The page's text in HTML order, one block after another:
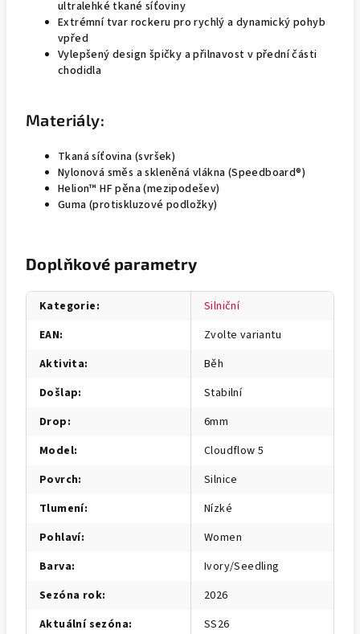
ultralehké tkané síťoviny
Extrémní tvar rockeru pro rychlý a dynamický pohyb
vpřed
Vylepšený design špičky a přilnavost v přední části
chodidla
Materiály:
Tkaná síťovina (svršek)
Nylonová směs a skleněná vlákna (Speedboard®)
Helion™ HF pěna (mezipodešev)
Guma (protiskluzové podložky)
Doplňkové parametry
Kategorie:
Silniční
EAN:
Zvolte variantu
Aktivita:
Běh
Došlap:
Stabilní
Drop:
6mm
Model:
Cloudflow 5
Povrch:
Silnice
Tlumení:
Nízké
Pohlaví:
Women
Barva:
Ivory/Seedling
Sezóna rok:
2026
Aktuální sezóna:
SS26